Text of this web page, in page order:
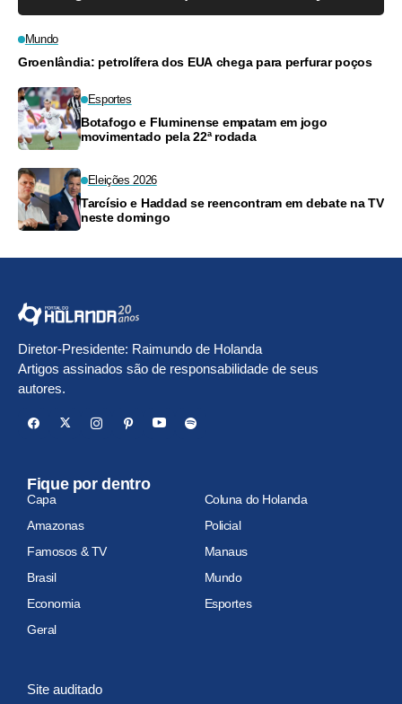
Mundo
Groenlândia: petrolífera dos EUA chega para perfurar poços
Esportes
Botafogo e Fluminense empatam em jogo
movimentado pela 22ª rodada
Eleições 2026
Tarcísio e Haddad se reencontram em debate na TV
neste domingo
Diretor-Presidente: Raimundo de Holanda
Artigos assinados são de responsabilidade de seus
autores.
Fique por dentro
Capa
Coluna do Holanda
Amazonas
Policial
Famosos & TV
Manaus
Brasil
Mundo
Economia
Esportes
Geral
Site auditado